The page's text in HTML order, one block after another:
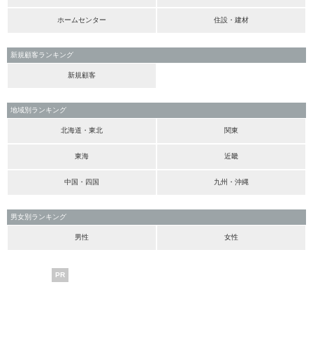
ホームセンター 住設・建材
新規顧客ランキング
新規顧客
地域別ランキング
北海道・東北 関東
東海 近畿
中国・四国 九州・沖縄
男女別ランキング
男性 女性
PR